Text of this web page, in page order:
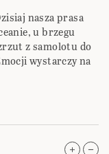
nasza prasa
u brzegu
z samolotu do
wystarczy na